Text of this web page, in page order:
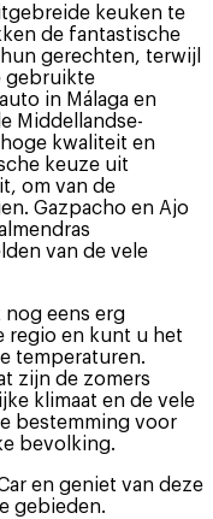
keuken te
de fantastische
hun gerechten, terwijl
gebruikte
in Málaga en
Middellandse-
kwaliteit en
keuze uit
om van de
Gazpacho en Ajo
van de vele
nog eens erg
regio en kunt u het
temperaturen.
zijn de zomers
klimaat en de vele
bestemming voor
bevolking.
en geniet van deze
gebieden.